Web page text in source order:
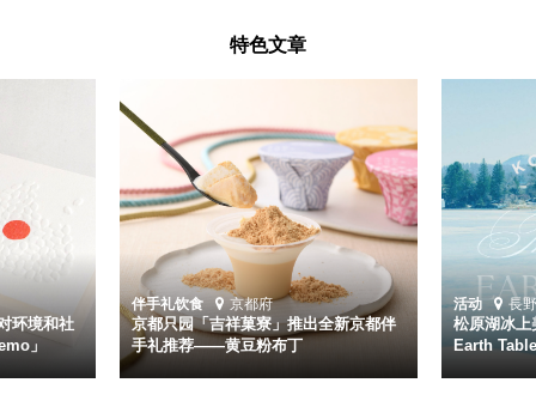
特色文章
环境和社
」
伴手礼饮食 京都府
京都只园「吉祥菓寮」推出全新京都伴
手礼推荐——黄豆粉布丁
活动 長
松原湖冰
Earth